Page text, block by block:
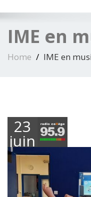
IME en
Home IME en
23
juin
2026